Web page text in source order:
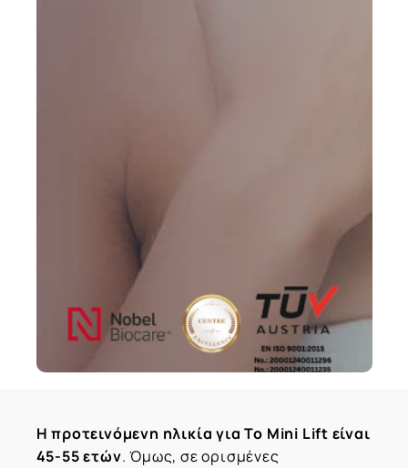
Η προτεινόμενη ηλικία για Το Mini Lift είναι
45-55 ετών. Όμως, σε ορισμένες